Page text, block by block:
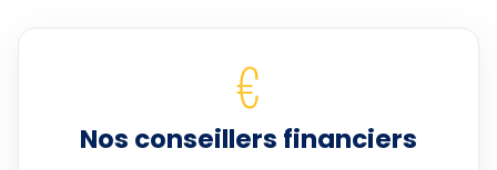
€
Nos conseillers financiers